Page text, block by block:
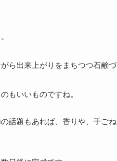
ら出来上がりをまちつつ石鹸づ
もいいものですね。
話題もあれば、香りや、手ご